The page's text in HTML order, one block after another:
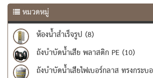
หมวดหมู่
ห้องน้ำสำเร็จรูป (8)
ถังบำบัดน้ำเสีย พลาสติก PE (10)
ถังบำบัดน้ำเสียไฟเบอร์กลาส ทรงกระบ